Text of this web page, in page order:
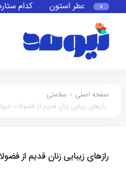
معرفی عطر استون کدام
صفحه اصلی > سلامتی :
رازهای زیبایی زنان قدیم از فضولات
رازهای زیبایی زنان قدیم از